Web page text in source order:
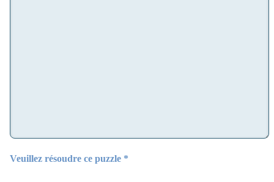
Veuillez résoudre ce puzzle *